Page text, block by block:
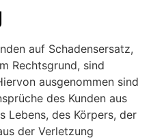
auf Schadensersatz,
Rechtsgrund, sind
ausgenommen sind
des Kunden aus
Lebens, des Körpers, der
der Verletzung